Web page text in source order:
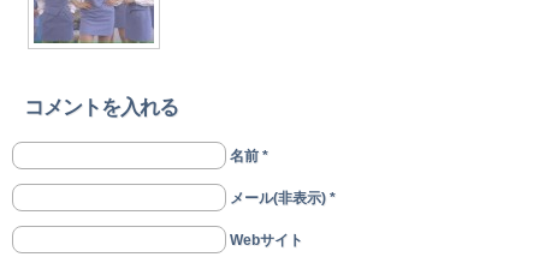
コメントを入れる
名前 *
メール(非表示) *
Webサイト